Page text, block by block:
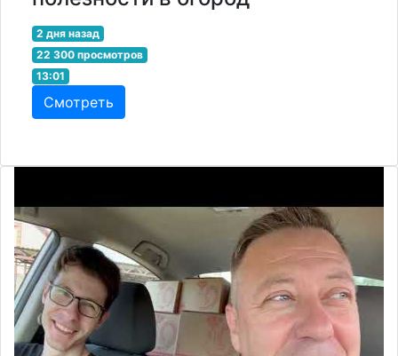
2 дня назад
22 300 просмотров
13:01
Смотреть